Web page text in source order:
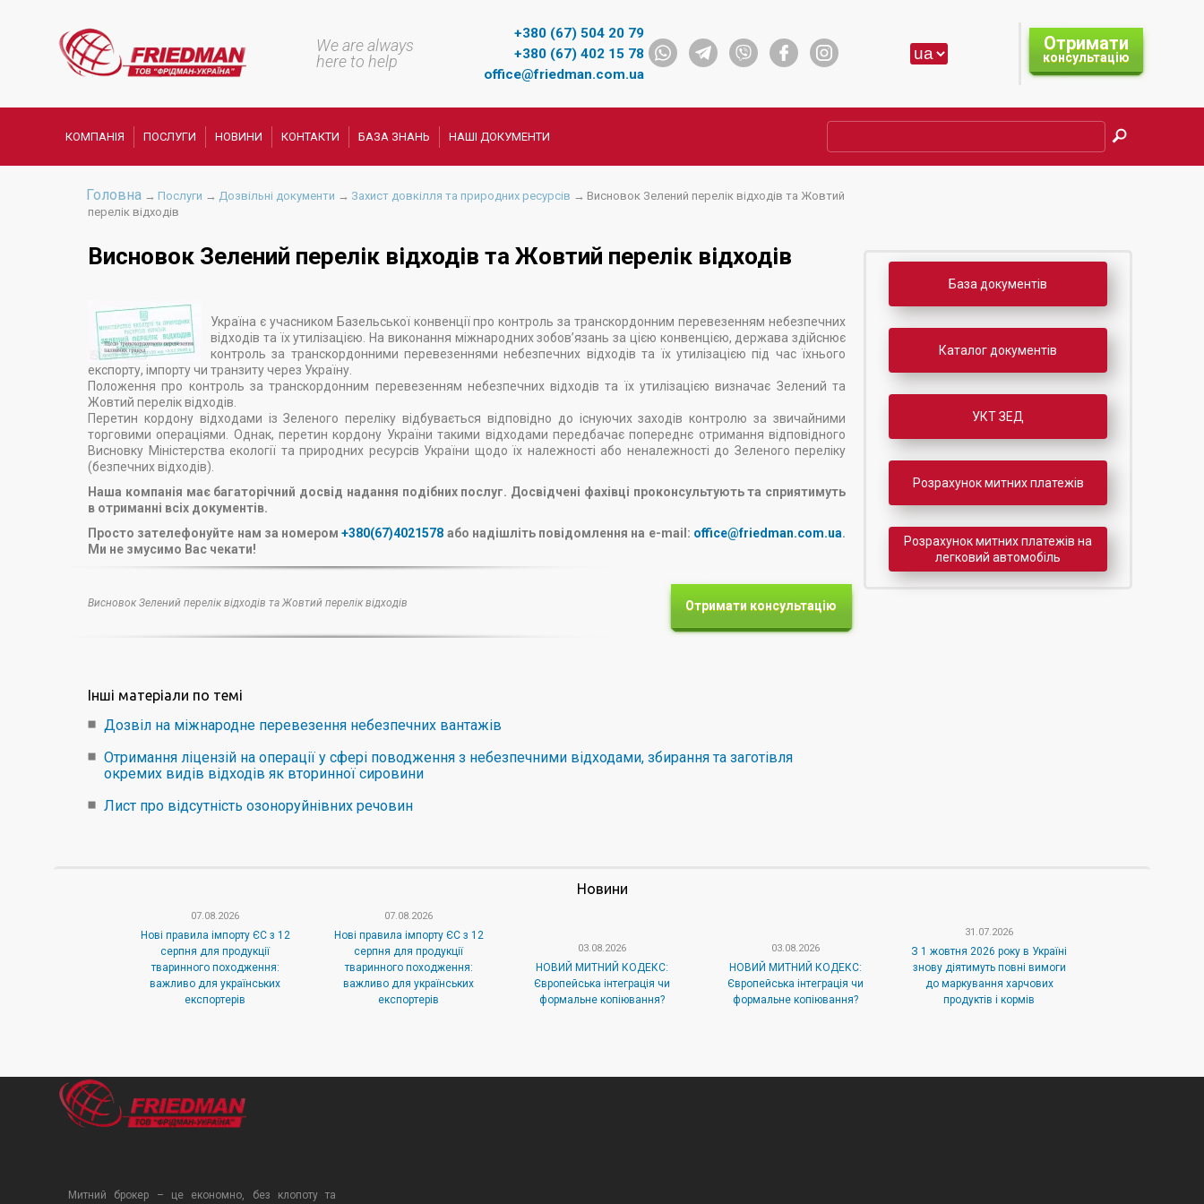
We are always
here to help
+380 (67) 504 20 79
+380 (67) 402 15 78
office@friedman.com.ua
Отримати
консультацію
КОМПАНІЯ ПОСЛУГИ НОВИНИ КОНТАКТИ БАЗА ЗНАНЬ НАШІ ДОКУМЕНТИ
Головна → Послуги → Дозвільні документи → Захист довкілля та природних ресурсів → Висновок Зелений перелік відходів та Жовтий
перелік відходів
Висновок Зелений перелік відходів та Жовтий перелік відходів
Україна є учасником Базельської конвенції про контроль за транскордонним перевезенням небезпечних
відходів та їх утилізацією. На виконання міжнародних зобов’язань за цією конвенцією, держава здійснює
контроль за транскордонними перевезеннями небезпечних відходів та їх утилізацією під час їхнього
експорту, імпорту чи транзиту через Україну.
Положення про контроль за транскордонним перевезенням небезпечних відходів та їх утилізацією визначає Зелений та
Жовтий перелік відходів.
Перетин кордону відходами із Зеленого переліку відбувається відповідно до існуючих заходів контролю за звичайними
торговими операціями. Однак, перетин кордону України такими відходами передбачає попереднє отримання відповідного
Висновку Міністерства екології та природних ресурсів України щодо їх належності або неналежності до Зеленого переліку
(безпечних відходів).
Наша компанія має багаторічний досвід надання подібних послуг. Досвідчені фахівці проконсультують та сприятимуть
в отриманні всіх документів.
Просто зателефонуйте нам за номером+380(67)4021578 або надішліть повідомлення на e-mail: office@friedman.com.ua.
Ми не змусимо Вас чекати!
Висновок Зелений перелік відходів та Жовтий перелік відходів Отримати консультацію
Інші матеріали по темі
Дозвіл на міжнародне перевезення небезпечних вантажів
Отримання ліцензій на операції у сфері поводження з небезпечними відходами, збирання та заготівля
окремих видів відходів як вторинної сировини
Лист про відсутність озоноруйнівних речовин
База документів
Каталог документів
УКТ ЗЕД
Розрахунок митних платежів
Розрахунок митних платежів на
легковий автомобіль
Новини
07.08.2026
Нові правила імпорту ЄС з 12
серпня для продукції
тваринного походження:
важливо для українських
експортерів
07.08.2026
Нові правила імпорту ЄС з 12
серпня для продукції
тваринного походження:
важливо для українських
експортерів
03.08.2026
НОВИЙ МИТНИЙ КОДЕКС:
Європейська інтеграція чи
формальне копіювання?
03.08.2026
НОВИЙ МИТНИЙ КОДЕКС:
Європейська інтеграція чи
формальне копіювання?
31.07.2026
З 1 жовтня 2026 року в Україні
знову діятимуть повні вимоги
до маркування харчових
продуктів і кормів
Митний брокер – це економно, без клопоту та